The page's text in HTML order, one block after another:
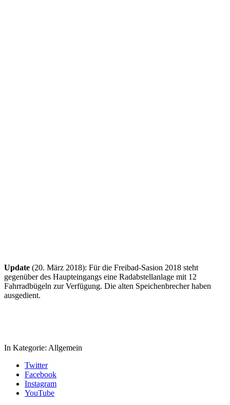
Update (20. März 2018): Für die Freibad-Sasion 2018 steht
gegenüber des Haupteingangs eine Radabstellanlage mit 12
Fahrradbügeln zur Verfügung. Die alten Speichenbrecher haben
ausgedient.
In Kategorie: Allgemein
Twitter
Facebook
Instagram
YouTube